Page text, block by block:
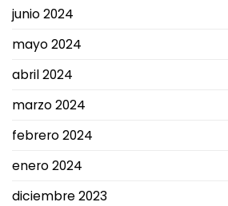
junio 2024
mayo 2024
abril 2024
marzo 2024
febrero 2024
enero 2024
diciembre 2023